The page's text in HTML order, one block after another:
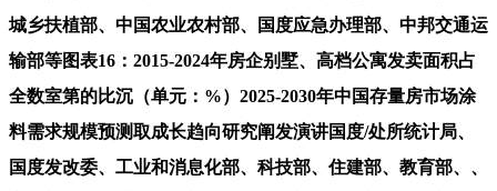
城乡扶植部、中国农业农村部、国度应急办理部、中邦交通运
输部等图表16：2015-2024年房企别墅、高档公寓发卖面积占
全数室第的比沉（单元：%）2025-2030年中国存量房市场涂
料需求规模预测取成长趋向研究阐发演讲国度/处所统计局、
国度发改委、工业和消息化部、科技部、住建部、教育部、、